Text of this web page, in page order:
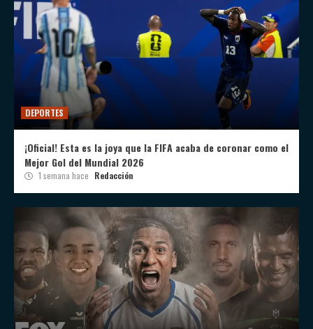
DEPORTES
¡Oficial! Esta es la joya que la FIFA acaba de coronar como el
Mejor Gol del Mundial 2026
1 semana hace Redacción